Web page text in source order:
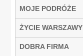
MOJE PODRÓŻE
ŻYCIE WARSZAWY
DOBRA FIRMA